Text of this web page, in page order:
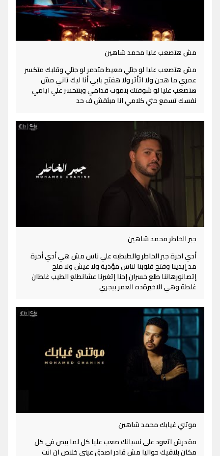
مش هتصعب عليا محمد شاهين
مش هتصعب عليا لو جتلي معيط متدمر لو جتلي وقلبك متكسر
عمري ما هحن ولا اتأثر ولا هفتح بابي أنا ليك تاني مش
هتصعب عليا لو شوفتك بتموت قدامي وبتتحسر علي ايامي
نفسك تسمع حتي كلامي انا مبثقش ف حد
جبر الخاطر محمد شاهين
أدي اخرة جبر الخاطر والطبطبه علي ناس مش هي أدي أخرة
مد إيدينا وفتح قلوبنا لناس مؤذية ولا عيش ولا ملح
إتصانورهاننا طلع خسران إحنا إتغيرنا عشانطلع الطيب غلطان
غلطة وهي الاخيرةده العمر بيجري
موتني غيابك محمد شاهين
مقدرش اتعود على نسيانك صعب عليا كل لما ببص في كل
مكان بلاقيك حواليا مش قادر اصدق عيني خلاص ان انت